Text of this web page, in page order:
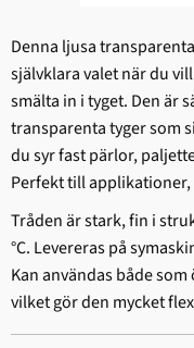
Denna ljusa
självklara valet när du
smälta in i tyget. Den är
transparenta tyger som
du syr fast pärlor,
Perfekt till
Tråden är stark, fin i
°C. Levereras på
Kan användas både
vilket gör den mycket